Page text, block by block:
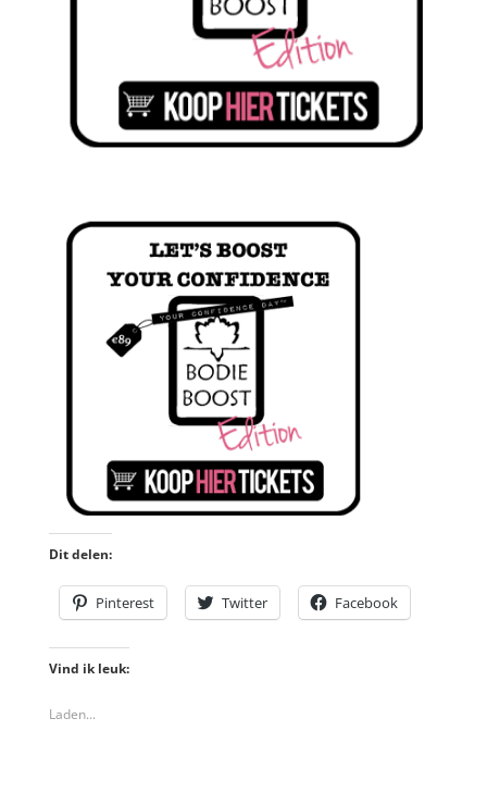
Dit delen:
Pinterest Twitter Facebook
Vind ik leuk:
Laden...